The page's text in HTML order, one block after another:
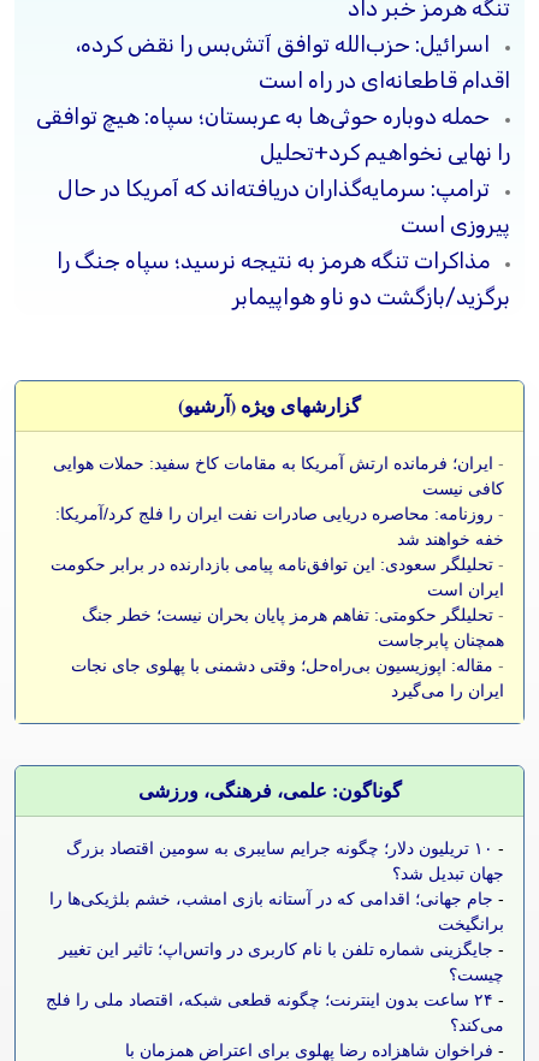
تنگه هرمز خبر داد
اسرائیل: حزب‌الله توافق آتش‌بس را نقض کرده،
اقدام قاطعانه‌ای در راه است
حمله دوباره حوثی‌ها به عربستان؛ سپاه: هیچ توافقی
را نهایی نخواهیم کرد+تحلیل
ترامپ: سرمایه‌گذاران دریافته‌اند که آمریکا در حال
پیروزی است
مذاکرات تنگه هرمز به نتیجه نرسید؛ سپاه جنگ را
برگزید/بازگشت دو ناو هواپیمابر
گزارشهای ویژه (آرشيو)
- ایران؛ فرمانده ارتش آمریکا به مقامات کاخ سفید: حملات هوایی
کافی نیست
- روزنامه: محاصره دریایی صادرات نفت ایران را فلج کرد/آمریکا:
خفه خواهند شد
- تحلیلگر سعودی: این توافق‌نامه پیامی بازدارنده در برابر حکومت
ایران است
- تحلیلگر حکومتی: تفاهم هرمز پایان بحران نیست؛ خطر جنگ
همچنان پابرجاست
- مقاله: اپوزیسیون بی‌راه‌حل؛ وقتی دشمنی با پهلوی جای نجات
ایران را می‌گیرد
گوناگون: علمی، فرهنگی، ورزشی
-
۱۰ تریلیون دلار؛ چگونه جرایم سایبری به سومین اقتصاد بزرگ
جهان تبدیل شد؟
- جام جهانی؛ اقدامی که در آستانه بازی امشب، خشم بلژیکی‌ها را
برانگیخت
- جایگزینی شماره تلفن با نام کاربری در واتس‌اپ؛ تاثیر این تغییر
چیست؟
-
۲۴ ساعت بدون اینترنت؛ چگونه قطعی شبکه، اقتصاد ملی را فلج
می‌کند؟
- فراخوان شاهزاده رضا پهلوی برای اعتراض همزمان با